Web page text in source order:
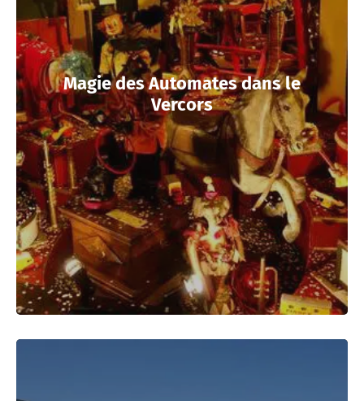
Magie des Automates dans le
Vercors